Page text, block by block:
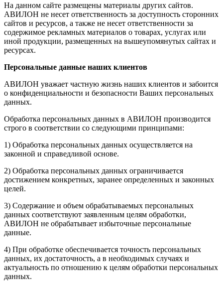
На данном сайте размещены материалы других сайтов.
АВИЛОН не несет ответственность за доступность сторонних
сайтов и ресурсов, а также не несет ответственности за
содержимое рекламных материалов о товарах, услугах или
иной продукции, размещенных на вышеупомянутых сайтах и
ресурсах.
Персональные данные наших клиентов
АВИЛОН уважает частную жизнь наших клиентов и забоится
о конфиденциальности и безопасности Ваших персональных
данных.
Обработка персональных данных в АВИЛОН производится
строго в соответствии со следующими принципами:
1) Обработка персональных данных осуществляется на
законной и справедливой основе.
2) Обработка персональных данных ограничивается
достижением конкретных, заранее определенных и законных
целей.
3) Содержание и объем обрабатываемых персональных
данных соответствуют заявленным целям обработки,
АВИЛОН не обрабатывает избыточные персональные
данные.
4) При обработке обеспечивается точность персональных
данных, их достаточность, а в необходимых случаях и
актуальность по отношению к целям обработки персональных
данных.